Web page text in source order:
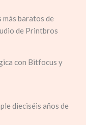
más baratos de
de Printbros
con Bitfocus y
dieciséis años de